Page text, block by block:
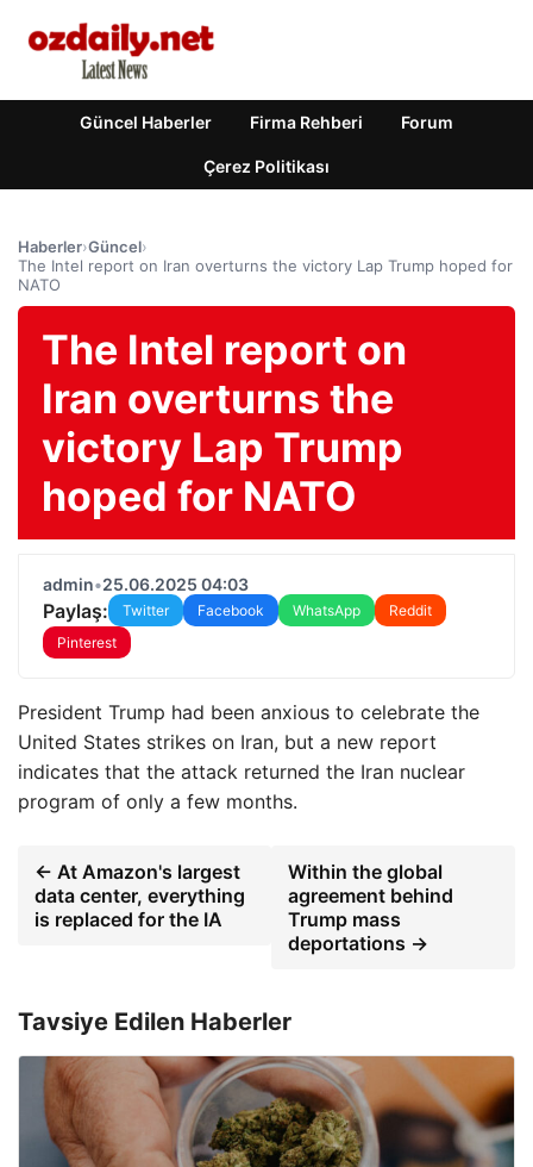
Güncel Haberler Firma Rehberi Forum
Çerez Politikası
Haberler›Güncel›
The Intel report on Iran overturns the victory Lap Trump hoped for
NATO
The Intel report on
Iran overturns the
victory Lap Trump
hoped for NATO
admin•25.06.2025 04:03
Paylaş: Twitter Facebook WhatsApp
Reddit
Pinterest
President Trump had been anxious to celebrate the
United States strikes on Iran, but a new report
indicates that the attack returned the Iran nuclear
program of only a few months.
← At Amazon's largest
data center, everything
is replaced for the IA
Within the global
agreement behind
Trump mass
deportations →
Tavsiye Edilen Haberler